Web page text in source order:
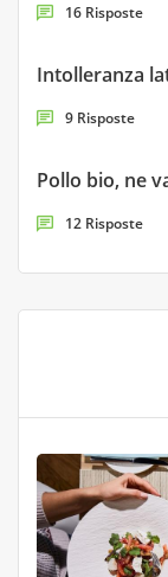
16 Risposte
Intolleranza
9 Risposte
Pollo bio, ne
12 Risposte